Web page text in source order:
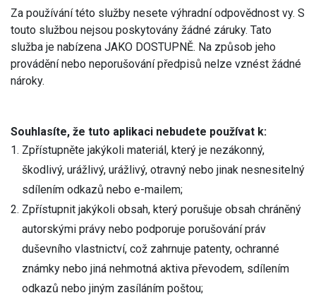
Za používání této služby nesete výhradní odpovědnost vy. S
touto službou nejsou poskytovány žádné záruky. Tato
služba je nabízena JAKO DOSTUPNĚ. Na způsob jeho
provádění nebo neporušování předpisů nelze vznést žádné
nároky.
Souhlasíte, že tuto aplikaci nebudete používat k:
Zpřístupněte jakýkoli materiál, který je nezákonný,
škodlivý, urážlivý, urážlivý, otravný nebo jinak nesnesitelný
sdílením odkazů nebo e-mailem;
Zpřístupnit jakýkoli obsah, který porušuje obsah chráněný
autorskými právy nebo podporuje porušování práv
duševního vlastnictví, což zahrnuje patenty, ochranné
známky nebo jiná nehmotná aktiva převodem, sdílením
odkazů nebo jiným zasíláním poštou;